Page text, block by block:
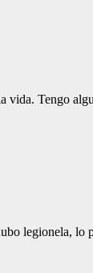
vida. Tengo
legionela, lo